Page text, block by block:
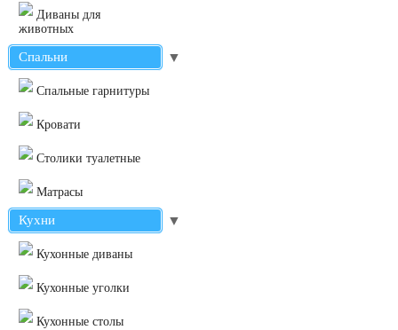
Диваны для
животных
Спальни ▼
Cпальные гарнитуры
Кровати
Столики туалетные
Матрасы
Кухни ▼
Кухонные диваны
Кухонные уголки
Кухонные столы